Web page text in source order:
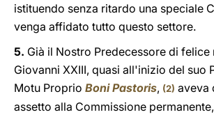
istituendo senza ritardo una speciale
venga affidato tutto questo settore.
5. Già il Nostro Predecessore di felice
Giovanni XXIII, quasi all'inizio del suo
Motu Proprio Boni Pastoris, (2) aveva
assetto alla Commissione